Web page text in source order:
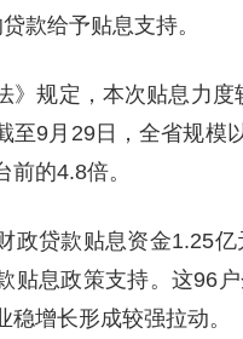
款给予贴息支持。
》规定，本次贴息力
至9月29日，全省规模
前的4.8倍。
政贷款贴息资金1.25
贴息政策支持。这96
稳增长形成较强拉动。